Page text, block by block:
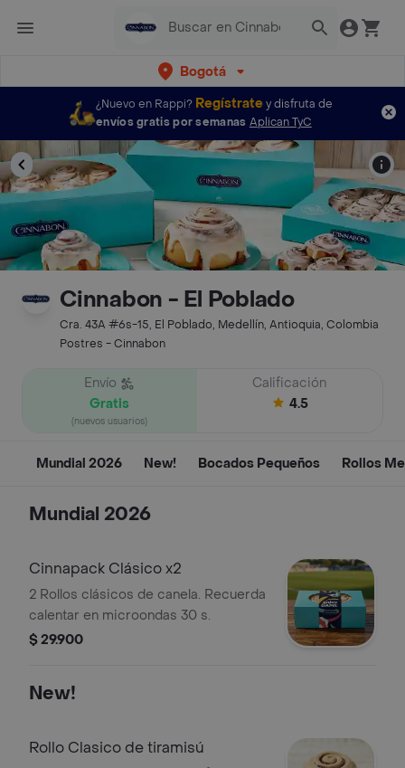
Bogotá
¿Nuevo en Rappi? Regístratey disfruta de
envíos gratis por semanas Aplican TyC
Cinnabon - El Poblado
Cra. 43A #6s-15, El Poblado, Medellín, Antioquia, Colombia
Postres - Cinnabon
Envío
Gratis
(nuevos usuarios)
Calificación
4.5
Mundial 2026 New! Bocados Pequeños Rollos
Mundial 2026
Cinnapack Clásico x2
2 Rollos clásicos de canela. Recuerda
calentar en microondas 30 s.
$ 29.900
New!
Rollo Clasico de tiramisú